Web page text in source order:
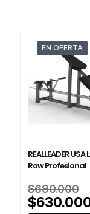
EN OFERTA
REALLEADER
Row Profesional
$690.000
$